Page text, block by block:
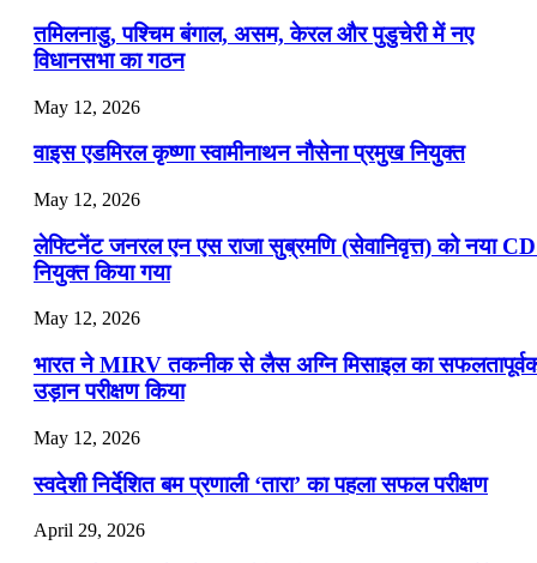
📝 डेली करेंट अफेयर्स: 16-18 जुलाई 2026
तमिलनाडु, पश्चिम बंगाल, असम, केरल और पुडुचेरी में नए
विधानसभा का गठन
May 12, 2026
वाइस एडमिरल कृष्णा स्वामीनाथन नौसेना प्रमुख नियुक्त
May 12, 2026
लेफ्टिनेंट जनरल एन एस राजा सुब्रमणि (सेवानिवृत्त) को नया
नियुक्त किया गया
May 12, 2026
भारत ने MIRV तकनीक से लैस अग्नि मिसाइल का
उड़ान परीक्षण किया
May 12, 2026
स्वदेशी निर्देशित बम प्रणाली ‘तारा’ का पहला सफल परीक्षण
April 29, 2026